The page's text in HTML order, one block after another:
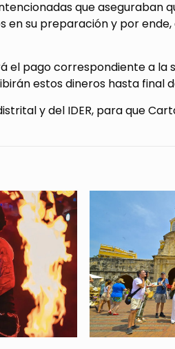
que aseguraban
su preparación y por
el pago correspondiente a la
estos dineros hasta final
y del IDER, para que